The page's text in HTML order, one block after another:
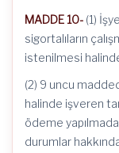
MADDE 10- (1)
sigortalıların
istenilmesi
(2) 9 uncu
halinde işveren
ödeme
durumlar